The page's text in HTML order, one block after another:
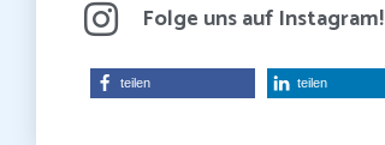
Folge uns auf Instagram!
teilen teilen